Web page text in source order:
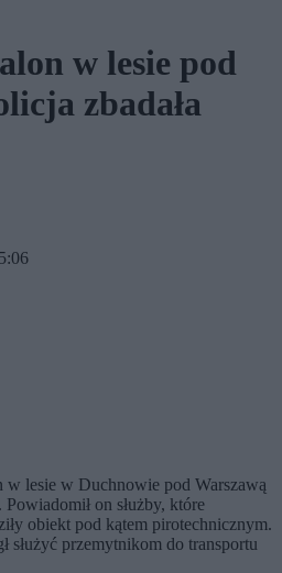
w lesie pod
zbadała
lesie w Duchnowie pod Warszawą
on służby, które
obiekt pod kątem pirotechnicznym.
służyć przemytnikom do transportu